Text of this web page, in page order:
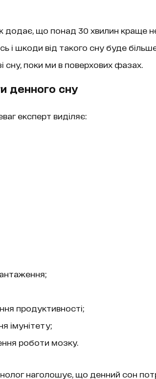
додає, що понад 30 хвилин краще
і шкоди від такого сну буде
сну, поки ми в поверхових фазах.
денного сну
експерт виділяє:
продуктивності;
імунітету;
роботи мозку.
наголошує, що денний сон